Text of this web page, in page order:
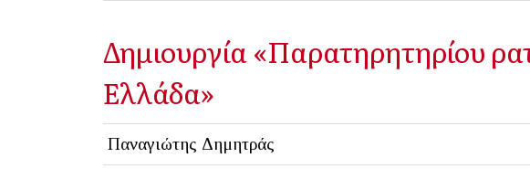
Δημιουργία «Παρατηρητηρίου
Ελλάδα»
Παναγιώτης Δημητράς